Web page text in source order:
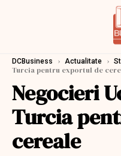
DCBusiness › Actualitate ›
Turcia pentru exportul de
Negocieri
Turcia
cereale